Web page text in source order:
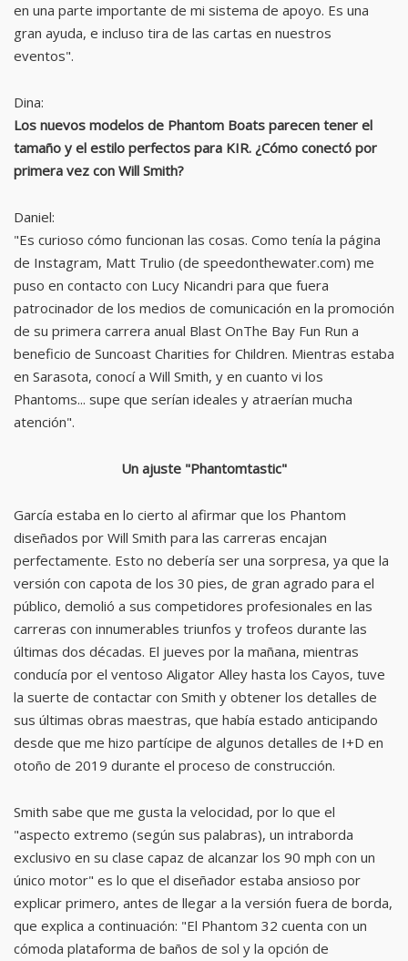
en una parte importante de mi sistema de apoyo. Es una
gran ayuda, e incluso tira de las cartas en nuestros
eventos".
Dina:
Los nuevos modelos de Phantom Boats parecen tener el
tamaño y el estilo perfectos para KIR. ¿Cómo conectó por
primera vez con Will Smith?
Daniel:
"Es curioso cómo funcionan las cosas. Como tenía la página
de Instagram, Matt Trulio (de speedonthewater.com) me
puso en contacto con Lucy Nicandri para que fuera
patrocinador de los medios de comunicación en la promoción
de su primera carrera anual Blast OnThe Bay Fun Run a
beneficio de Suncoast Charities for Children. Mientras estaba
en Sarasota, conocí a Will Smith, y en cuanto vi los
Phantoms... supe que serían ideales y atraerían mucha
atención".
Un ajuste "Phantomtastic"
García estaba en lo cierto al afirmar que los Phantom
diseñados por Will Smith para las carreras encajan
perfectamente. Esto no debería ser una sorpresa, ya que la
versión con capota de los 30 pies, de gran agrado para el
público, demolió a sus competidores profesionales en las
carreras con innumerables triunfos y trofeos durante las
últimas dos décadas. El jueves por la mañana, mientras
conducía por el ventoso Aligator Alley hasta los Cayos, tuve
la suerte de contactar con Smith y obtener los detalles de
sus últimas obras maestras, que había estado anticipando
desde que me hizo partícipe de algunos detalles de I+D en
otoño de 2019 durante el proceso de construcción.
Smith sabe que me gusta la velocidad, por lo que el
"aspecto extremo (según sus palabras), un intraborda
exclusivo en su clase capaz de alcanzar los 90 mph con un
único motor" es lo que el diseñador estaba ansioso por
explicar primero, antes de llegar a la versión fuera de borda,
que explica a continuación: "El Phantom 32 cuenta con un
cómoda plataforma de baños de sol y la opción de